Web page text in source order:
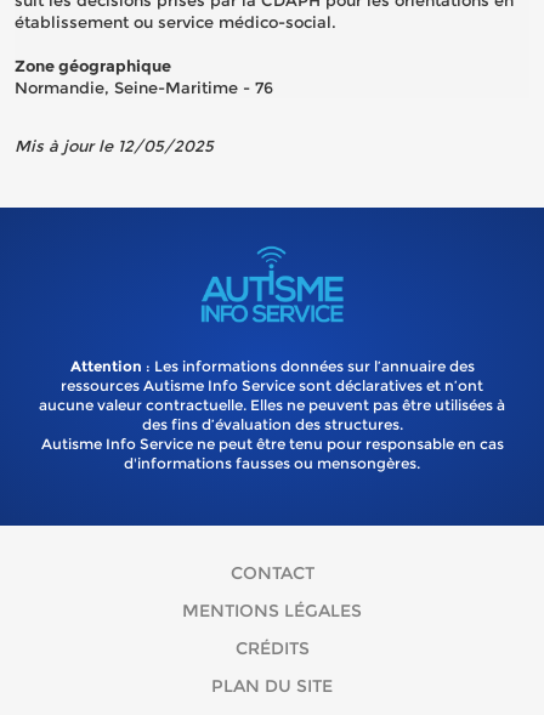
établissement ou service médico-social.
Zone géographique
Normandie, Seine-Maritime - 76
Mis à jour le 12/05/2025
Attention : Les informations données sur l’annuaire des
ressources Autisme Info Service sont déclaratives et n’ont
aucune valeur contractuelle. Elles ne peuvent pas être utilisées à
des fins d’évaluation des structures.
Autisme Info Service ne peut être tenu pour responsable en cas
d'informations fausses ou mensongères.
CONTACT
MENTIONS LÉGALES
CRÉDITS
PLAN DU SITE